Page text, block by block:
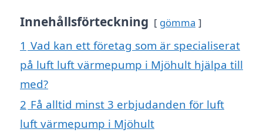
Innehållsförteckning gömma
1 Vad kan ett företag som är specialiserat
på luft luft värmepump i Mjöhult hjälpa till
med?
2 Få alltid minst 3 erbjudanden för luft
luft värmepump i Mjöhult